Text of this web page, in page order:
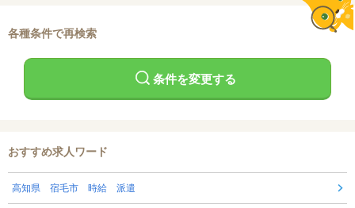
各種条件で再検索
条件を変更する
おすすめ求人ワード
高知県 宿毛市 時給 派遣